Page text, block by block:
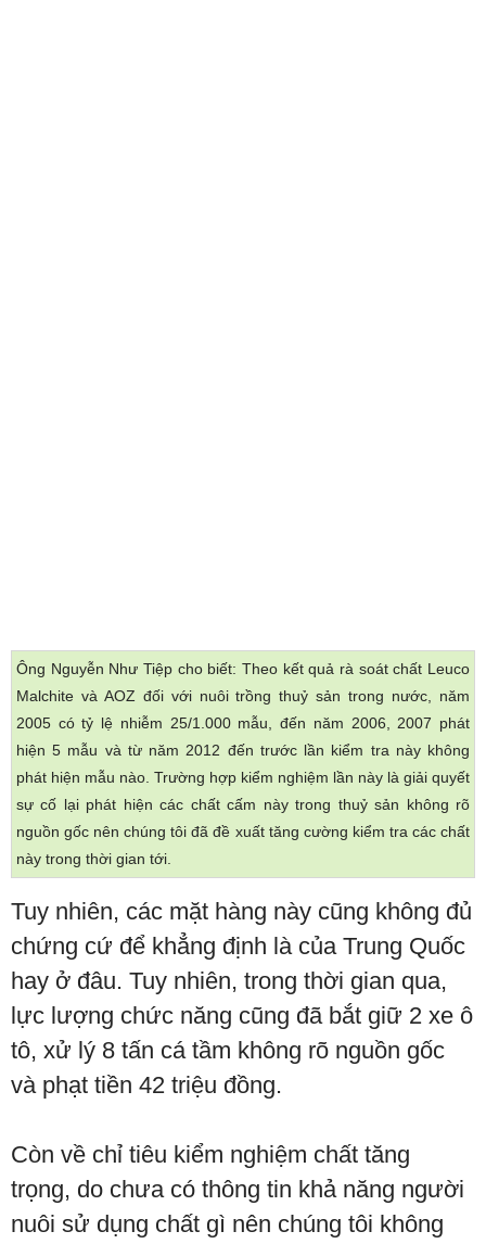
Ông Nguyễn Như Tiệp cho biết: Theo kết quả rà soát chất Leuco
Malchite và AOZ đối với nuôi trồng thuỷ sản trong nước, năm
2005 có tỷ lệ nhiễm 25/1.000 mẫu, đến năm 2006, 2007 phát
hiện 5 mẫu và từ năm 2012 đến trước lần kiểm tra này không
phát hiện mẫu nào. Trường hợp kiểm nghiệm lần này là giải quyết
sự cố lại phát hiện các chất cấm này trong thuỷ sản không rõ
nguồn gốc nên chúng tôi đã đề xuất tăng cường kiểm tra các chất
này trong thời gian tới.
Tuy nhiên, các mặt hàng này cũng không đủ
chứng cứ để khẳng định là của Trung Quốc
hay ở đâu. Tuy nhiên, trong thời gian qua,
lực lượng chức năng cũng đã bắt giữ 2 xe ô
tô, xử lý 8 tấn cá tầm không rõ nguồn gốc
và phạt tiền 42 triệu đồng.
Còn về chỉ tiêu kiểm nghiệm chất tăng
trọng, do chưa có thông tin khả năng người
nuôi sử dụng chất gì nên chúng tôi không